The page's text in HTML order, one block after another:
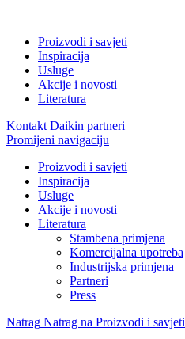
Proizvodi i savjeti
Inspiracija
Usluge
Akcije i novosti
Literatura
Kontakt Daikin partneri
Promijeni navigaciju
Proizvodi i savjeti
Inspiracija
Usluge
Akcije i novosti
Literatura
Stambena primjena
Komercijalna upotreba
Industrijska primjena
Partneri
Press
Natrag Natrag na Proizvodi i savjeti